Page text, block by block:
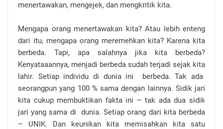
menertawakan, mengejek, dan mengkritik kita.
Mengapa orang menertawakan kita? Atau lebih enteng
dari itu, mengapa orang meremehkan kita? Karena kita
berbeda. Tapi, apa salahnya jika kita berbeda?
Kenyataaannya, menjadi berbeda sudah terjadi sejak kita
lahir. Setiap individu di dunia ini
berbeda. Tak ada
seorangpun yang 100 % sama dengan lainnya. Sidik jari
kita cukup membuktikan fakta ini – tak ada dua sidik
jari yang sama di
dunia. Setiap orang dari kita berbeda
– UNIK. Dan keunikan kita memisahkan kita satu